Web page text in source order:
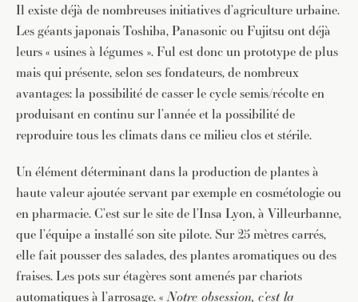
Il existe déjà de nombreuses initiatives d’agriculture urbaine.
Les géants japonais Toshiba, Panasonic ou Fujitsu ont déjà
leurs « usines à légumes ». Ful est donc un prototype de plus
mais qui présente, selon ses fondateurs, de nombreux
avantages: la possibilité de casser le cycle semis/récolte en
produisant en continu sur l’année et la possibilité de
reproduire tous les climats dans ce milieu clos et stérile.
Un élément déterminant dans la production de plantes à
haute valeur ajoutée servant par exemple en cosmétologie ou
en pharmacie. C’est sur le site de l’Insa Lyon, à Villeurbanne,
que l’équipe a installé son site pilote. Sur 25 mètres carrés,
elle fait pousser des salades, des plantes aromatiques ou des
fraises. Les pots sur étagères sont amenés par chariots
automatiques à l’arrosage. «Notre obsession, c’est la